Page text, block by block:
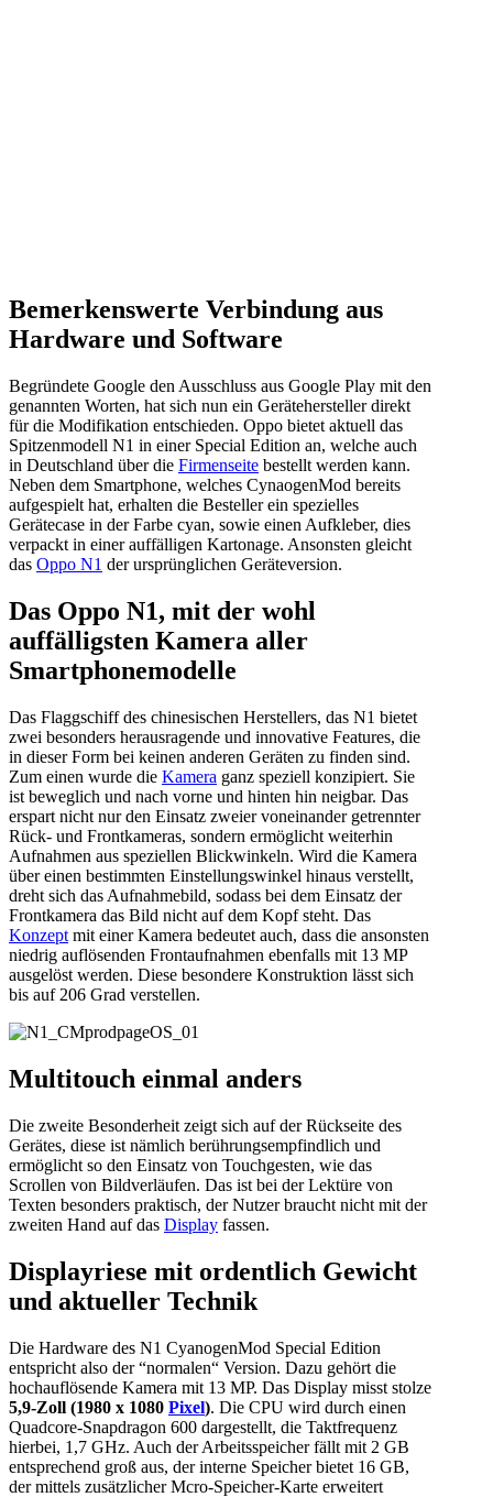
Bemerkenswerte Verbindung aus
Hardware und Software
Begründete Google den Ausschluss aus Google Play mit den
genannten Worten, hat sich nun ein Gerätehersteller direkt
für die Modifikation entschieden. Oppo bietet aktuell das
Spitzenmodell N1 in einer Special Edition an, welche auch
in Deutschland über die Firmenseite bestellt werden kann.
Neben dem Smartphone, welches CynaogenMod bereits
aufgespielt hat, erhalten die Besteller ein spezielles
Gerätecase in der Farbe cyan, sowie einen Aufkleber, dies
verpackt in einer auffälligen Kartonage. Ansonsten gleicht
das Oppo N1 der ursprünglichen Geräteversion.
Das Oppo N1, mit der wohl
auffälligsten Kamera aller
Smartphonemodelle
Das Flaggschiff des chinesischen Herstellers, das N1 bietet
zwei besonders herausragende und innovative Features, die
in dieser Form bei keinen anderen Geräten zu finden sind.
Zum einen wurde die Kamera ganz speziell konzipiert. Sie
ist beweglich und nach vorne und hinten hin neigbar. Das
erspart nicht nur den Einsatz zweier voneinander getrennter
Rück- und Frontkameras, sondern ermöglicht weiterhin
Aufnahmen aus speziellen Blickwinkeln. Wird die Kamera
über einen bestimmten Einstellungswinkel hinaus verstellt,
dreht sich das Aufnahmebild, sodass bei dem Einsatz der
Frontkamera das Bild nicht auf dem Kopf steht. Das
Konzept mit einer Kamera bedeutet auch, dass die ansonsten
niedrig auflösenden Frontaufnahmen ebenfalls mit 13 MP
ausgelöst werden. Diese besondere Konstruktion lässt sich
bis auf 206 Grad verstellen.
Multitouch einmal anders
Die zweite Besonderheit zeigt sich auf der Rückseite des
Gerätes, diese ist nämlich berührungsempfindlich und
ermöglicht so den Einsatz von Touchgesten, wie das
Scrollen von Bildverläufen. Das ist bei der Lektüre von
Texten besonders praktisch, der Nutzer braucht nicht mit der
zweiten Hand auf das Display fassen.
Displayriese mit ordentlich Gewicht
und aktueller Technik
Die Hardware des N1 CyanogenMod Special Edition
entspricht also der “normalen“ Version. Dazu gehört die
hochauflösende Kamera mit 13 MP. Das Display misst stolze
5,9-Zoll (1980 x 1080 Pixel). Die CPU wird durch einen
Quadcore-Snapdragon 600 dargestellt, die Taktfrequenz
hierbei, 1,7 GHz. Auch der Arbeitsspeicher fällt mit 2 GB
entsprechend groß aus, der interne Speicher bietet 16 GB,
der mittels zusätzlicher Mcro-Speicher-Karte erweitert